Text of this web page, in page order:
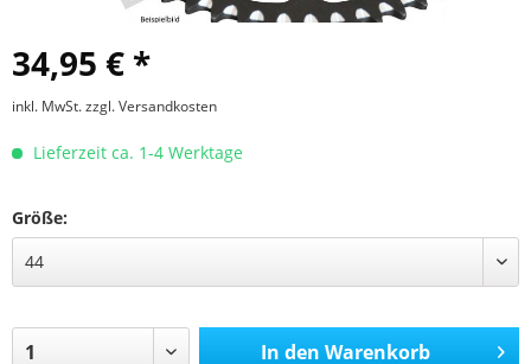
34,95 € *
inkl. MwSt.zzgl. Versandkosten
Lieferzeit ca. 1-4 Werktage
Größe:
In den Warenkorb